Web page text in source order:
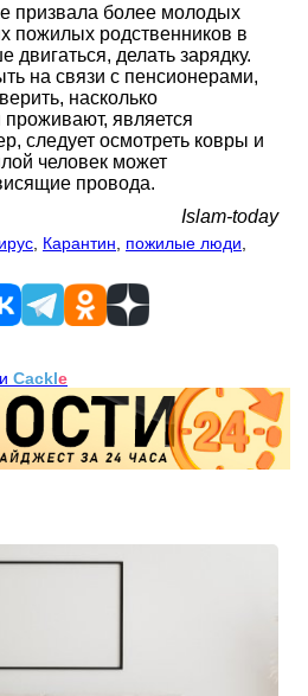
призвала более молодых
пожилых родственников в
двигаться, делать зарядку.
на связи с пенсионерами,
насколько
проживают, является
следует осмотреть ковры и
человек может
провода.
Islam-today
Карантин пожилые люди
Cackle